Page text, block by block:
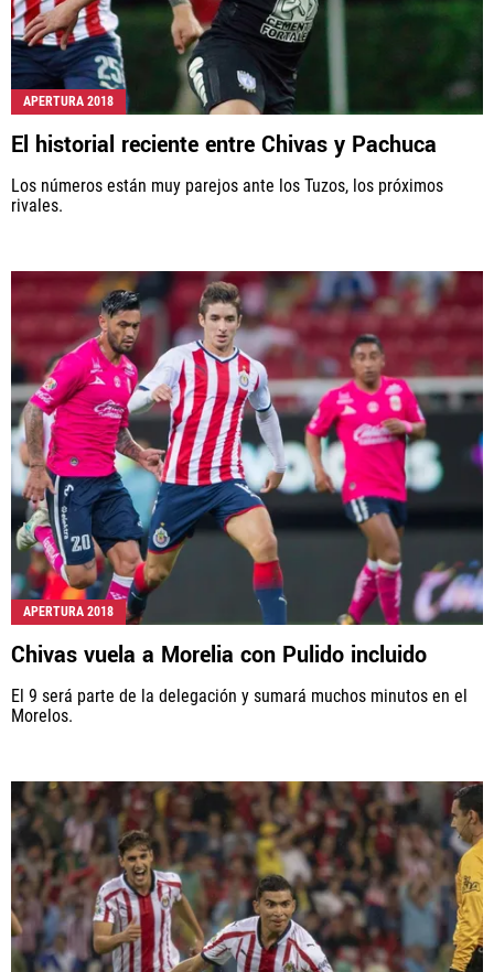
APERTURA 2018
El historial reciente entre Chivas y Pachuca
Los números están muy parejos ante los Tuzos, los próximos
rivales.
APERTURA 2018
Chivas vuela a Morelia con Pulido incluido
El 9 será parte de la delegación y sumará muchos minutos en el
Morelos.